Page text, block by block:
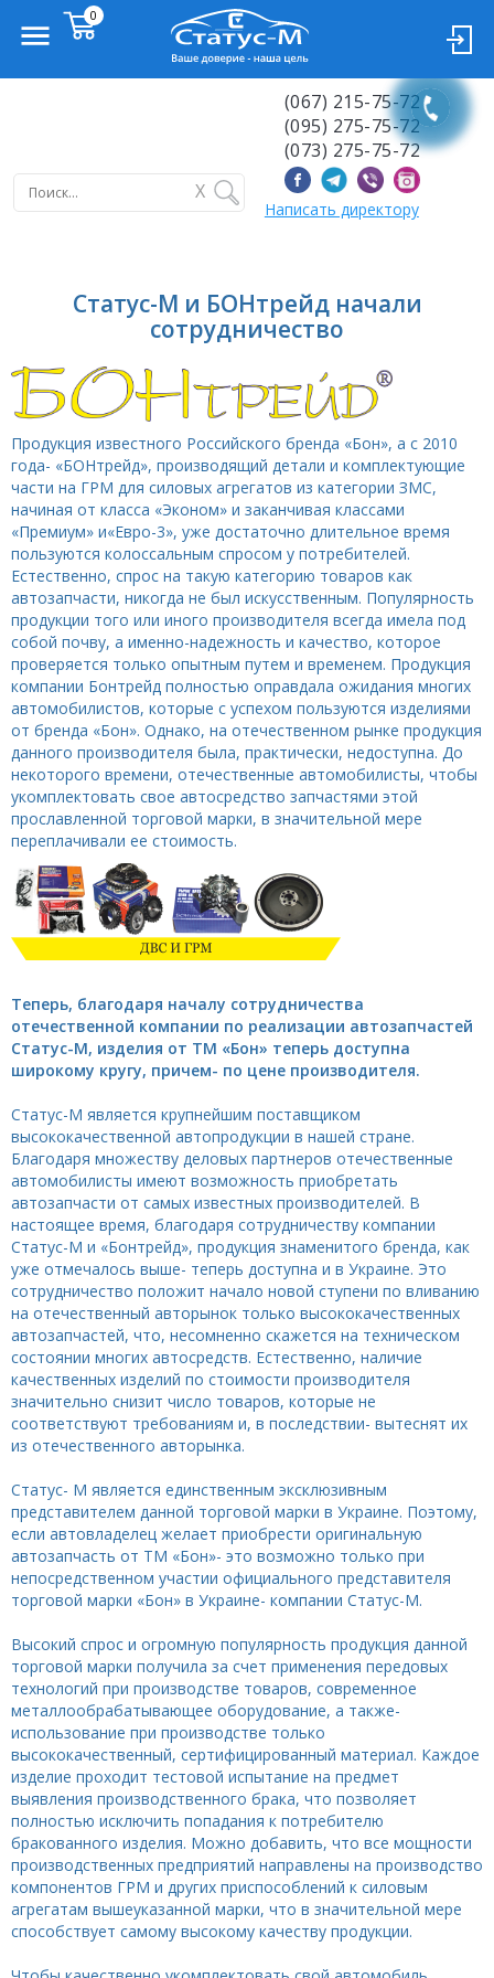
X
(067) 215-75-72
(095) 275-75-72
(073) 275-75-72
Написать директору
Статус-М и БОНтрейд начали
сотрудничество
Продукция известного Российского бренда «Бон», а с 2010
года- «БОНтрейд», производящий детали и комплектующие
части на ГРМ для силовых агрегатов из категории ЗМС,
начиная от класса «Эконом» и заканчивая классами
«Премиум» и«Евро-3», уже достаточно длительное время
пользуются колоссальным спросом у потребителей.
Естественно, спрос на такую категорию товаров как
автозапчасти, никогда не был искусственным. Популярность
продукции того или иного производителя всегда имела под
собой почву, а именно-надежность и качество, которое
проверяется только опытным путем и временем. Продукция
компании Бонтрейд полностью оправдала ожидания многих
автомобилистов, которые с успехом пользуются изделиями
от бренда «Бон». Однако, на отечественном рынке продукция
данного производителя была, практически, недоступна. До
некоторого времени, отечественные автомобилисты, чтобы
укомплектовать свое автосредство запчастями этой
прославленной торговой марки, в значительной мере
переплачивали ее стоимость.
Теперь, благодаря началу сотрудничества
отечественной компании по реализации автозапчастей
Статус-М, изделия от ТМ «Бон» теперь доступна
широкому кругу, причем- по цене производителя.
Статус-М является крупнейшим поставщиком
высококачественной автопродукции в нашей стране.
Благодаря множеству деловых партнеров отечественные
автомобилисты имеют возможность приобретать
автозапчасти от самых известных производителей. В
настоящее время, благодаря сотрудничеству компании
Статус-М и «Бонтрейд», продукция знаменитого бренда, как
уже отмечалось выше- теперь доступна и в Украине. Это
сотрудничество положит начало новой ступени по вливанию
на отечественный авторынок только высококачественных
автозапчастей, что, несомненно скажется на техническом
состоянии многих автосредств. Естественно, наличие
качественных изделий по стоимости производителя
значительно снизит число товаров, которые не
соответствуют требованиям и, в последствии- вытеснят их
из отечественного авторынка.
Статус- М является единственным эксклюзивным
представителем данной торговой марки в Украине. Поэтому,
если автовладелец желает приобрести оригинальную
автозапчасть от ТМ «Бон»- это возможно только при
непосредственном участии официального представителя
торговой марки «Бон» в Украине- компании Статус-М.
Высокий спрос и огромную популярность продукция данной
торговой марки получила за счет применения передовых
технологий при производстве товаров, современное
металлообрабатывающее оборудование, а также-
использование при производстве только
высококачественный, сертифицированный материал. Каждое
изделие проходит тестовой испытание на предмет
выявления производственного брака, что позволяет
полностью исключить попадания к потребителю
бракованного изделия. Можно добавить, что все мощности
производственных предприятий направлены на производство
компонентов ГРМ и других приспособлений к силовым
агрегатам вышеуказанной марки, что в значительной мере
способствует самому высокому качеству продукции.